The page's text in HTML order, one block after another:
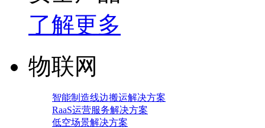
了解更多
物联网
智能制造线边搬运解决方案
RaaS运营服务解决方案
低空场景解决方案